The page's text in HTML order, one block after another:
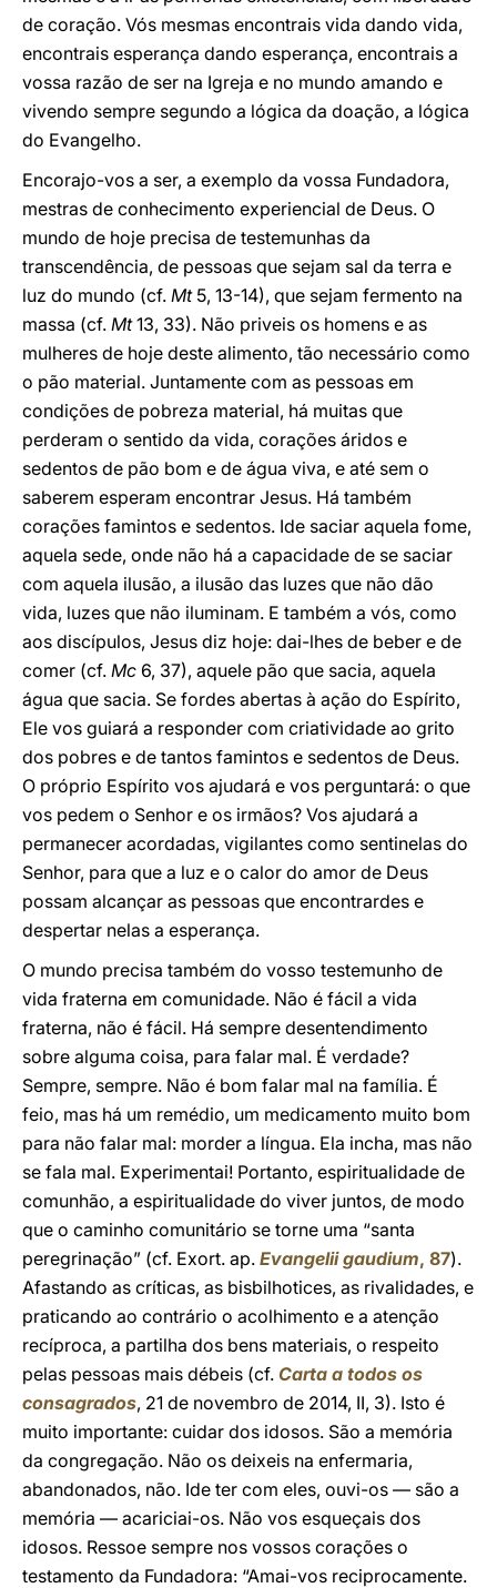
de coração. Vós mesmas encontrais vida dando vida,
encontrais esperança dando esperança, encontrais a
vossa razão de ser na Igreja e no mundo amando e
vivendo sempre segundo a lógica da doação, a lógica
do Evangelho.
Encorajo-vos a ser, a exemplo da vossa Fundadora,
mestras de conhecimento experiencial de Deus. O
mundo de hoje precisa de testemunhas da
transcendência, de pessoas que sejam sal da terra e
luz do mundo (cf. Mt5, 13-14), que sejam fermento na
massa (cf. Mt13, 33). Não priveis os homens e as
mulheres de hoje deste alimento, tão necessário como
o pão material. Juntamente com as pessoas em
condições de pobreza material, há muitas que
perderam o sentido da vida, corações áridos e
sedentos de pão bom e de água viva, e até sem o
saberem esperam encontrar Jesus. Há também
corações famintos e sedentos. Ide saciar aquela fome,
aquela sede, onde não há a capacidade de se saciar
com aquela ilusão, a ilusão das luzes que não dão
vida, luzes que não iluminam. E também a vós, como
aos discípulos, Jesus diz hoje: dai-lhes de beber e de
comer (cf. Mc 6, 37), aquele pão que sacia, aquela
água que sacia. Se fordes abertas à ação do Espírito,
Ele vos guiará a responder com criatividade ao grito
dos pobres e de tantos famintos e sedentos de Deus.
O próprio Espírito vos ajudará e vos perguntará: o que
vos pedem o Senhor e os irmãos? Vos ajudará a
permanecer acordadas, vigilantes como sentinelas do
Senhor, para que a luz e o calor do amor de Deus
possam alcançar as pessoas que encontrardes e
despertar nelas a esperança.
O mundo precisa também do vosso testemunho de
vida fraterna em comunidade. Não é fácil a vida
fraterna, não é fácil. Há sempre desentendimento
sobre alguma coisa, para falar mal. É verdade?
Sempre, sempre. Não é bom falar mal na família. É
feio, mas há um remédio, um medicamento muito bom
para não falar mal: morder a língua. Ela incha, mas não
se fala mal. Experimentai! Portanto, espiritualidade de
comunhão, a espiritualidade do viver juntos, de modo
que o caminho comunitário se torne uma “santa
peregrinação” (cf. Exort. ap. Evangelii gaudium, 87).
Afastando as críticas, as bisbilhotices, as rivalidades, e
praticando ao contrário o acolhimento e a atenção
recíproca, a partilha dos bens materiais, o respeito
pelas pessoas mais débeis (cf. Carta a todos os
consagrados, 21 de novembro de 2014, II, 3). Isto é
muito importante: cuidar dos idosos. São a memória
da congregação. Não os deixeis na enfermaria,
abandonados, não. Ide ter com eles, ouvi-os — são a
memória — acariciai-os. Não vos esqueçais dos
idosos. Ressoe sempre nos vossos corações o
testamento da Fundadora: “Amai-vos reciprocamente.